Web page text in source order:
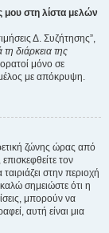
στη λίστα μελών
Δ. Συζήτησης”,
διάρκεια της
μόνο σε
μέλος με απόκρυψη.
ζώνης ώρας από
τον
στην περιοχή
σημειώστε ότι η
μπορούν να
αυτή είναι μια